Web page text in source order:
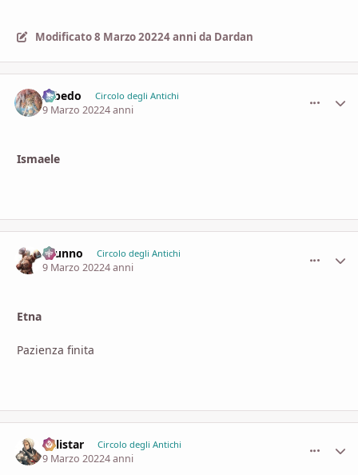
Modificato8 Marzo 20224 anni da Dardan
Albedo Circolo degli Antichi
9 Marzo 20224 anni
Ismaele
brunno Circolo degli Antichi
9 Marzo 20224 anni
Etna
Pazienza finita
Calistar Circolo degli Antichi
9 Marzo 20224 anni